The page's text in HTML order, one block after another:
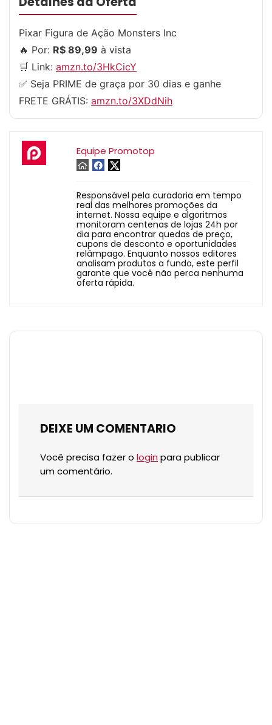
Pixar Figura de Ação Monsters Inc
🔥 Por: R$ 89,99 à vista
🛒 Link: amzn.to/3HkCicY
✅ Seja PRIME de graça por 30 dias e ganhe
FRETE GRÁTIS: amzn.to/3XDdNih
Equipe Promotop
Responsável pela curadoria em tempo
real das melhores promoções da
internet. Nossa equipe e algoritmos
monitoram centenas de lojas 24h por
dia para encontrar quedas de preço,
cupons de desconto e oportunidades
relâmpago. Enquanto nossos editores
analisam produtos a fundo, este perfil
garante que você não perca nenhuma
oferta rápida.
DEIXE UM COMENTARIO
Você precisa fazer o login para publicar
um comentário.